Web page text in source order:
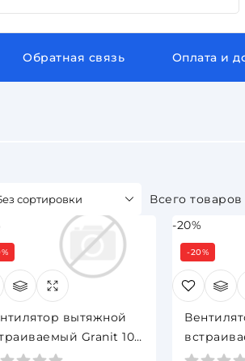
Обратная связь Оплата и
сортировки Всего товаров
вытяжной
Granit 100
white ZERNBERG
-20%
-20%
matte